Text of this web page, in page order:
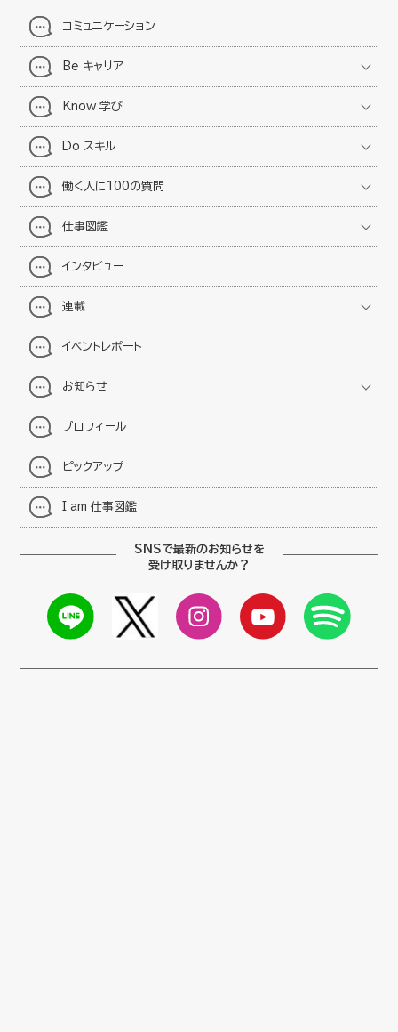
コミュニケーション
Be キャリア
Know 学び
Do スキル
働く人に100の質問
仕事図鑑
インタビュー
連載
イベントレポート
お知らせ
プロフィール
ピックアップ
I am 仕事図鑑
SNSで最新のお知らせを
受け取りませんか？